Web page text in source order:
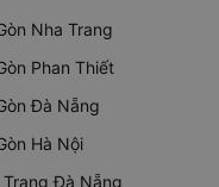
Nha Trang
Phan Thiết
Đà Nẵng
Hà Nội
Đà Nẵng